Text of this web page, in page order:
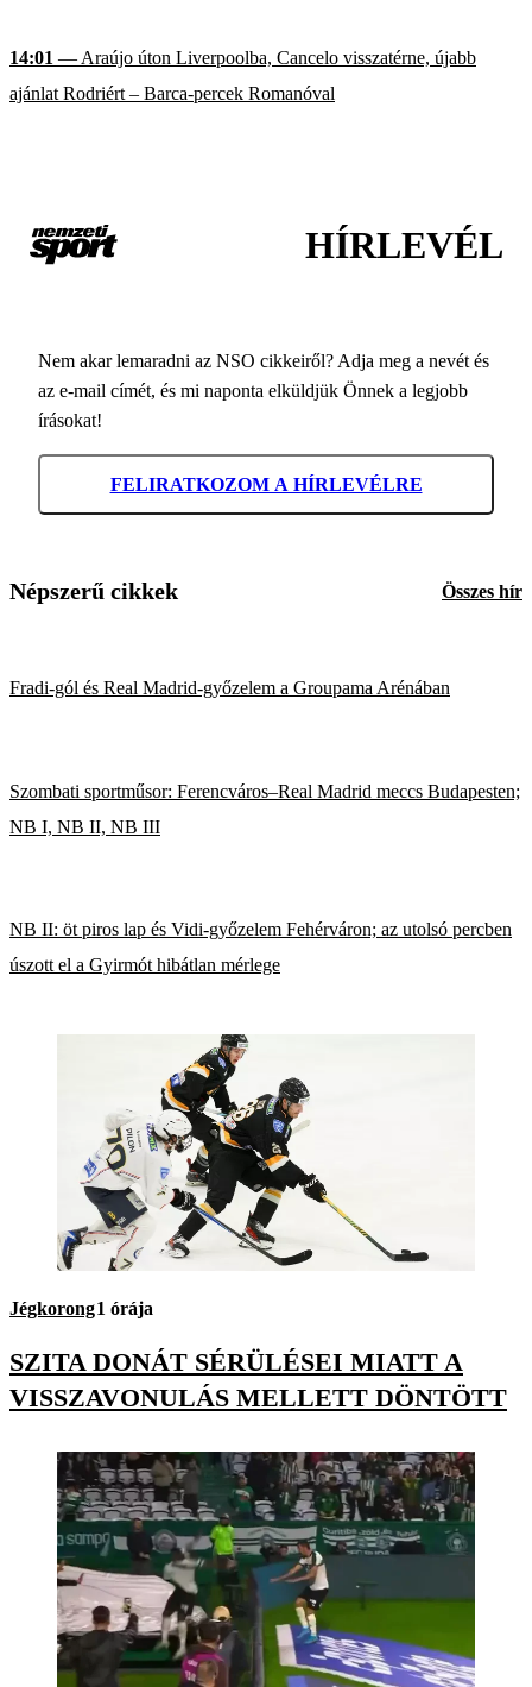
14:01 — Araújo úton Liverpoolba, Cancelo visszatérne, újabb
ajánlat Rodriért – Barca-percek Romanóval
HÍRLEVÉL
Nem akar lemaradni az NSO cikkeiről? Adja meg a nevét és
az e-mail címét, és mi naponta elküldjük Önnek a legjobb
írásokat!
FELIRATKOZOM A HÍRLEVÉLRE
Népszerű cikkek Összes hír
Fradi-gól és Real Madrid-győzelem a Groupama Arénában
Szombati sportműsor: Ferencváros–Real Madrid meccs Budapesten;
NB I, NB II, NB III
NB II: öt piros lap és Vidi-győzelem Fehérváron; az utolsó percben
úszott el a Gyirmót hibátlan mérlege
Jégkorong1 órája
SZITA DONÁT SÉRÜLÉSEI MIATT A
VISSZAVONULÁS MELLETT DÖNTÖTT